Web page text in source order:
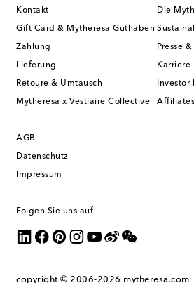
Kontakt
Gift Card & Mytheresa Guthaben
Zahlung
Lieferung
Retoure & Umtausch
Mytheresa x Vestiaire Collective
Die
Presse
Karriere
Investor
Affiliates
AGB
Datenschutz
Impressum
Folgen Sie uns auf
copyright © 2006-2026 mytheresa.com